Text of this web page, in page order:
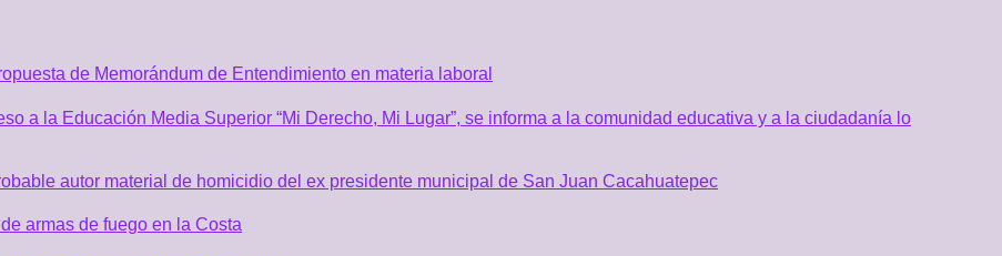
de Memorándum de Entendimiento en materia laboral
a la Educación Media Superior “Mi Derecho, Mi Lugar”, se informa a la comunidad educativa y a la ciudadanía lo
autor material de homicidio del ex presidente municipal de San Juan Cacahuatepec
armas de fuego en la Costa